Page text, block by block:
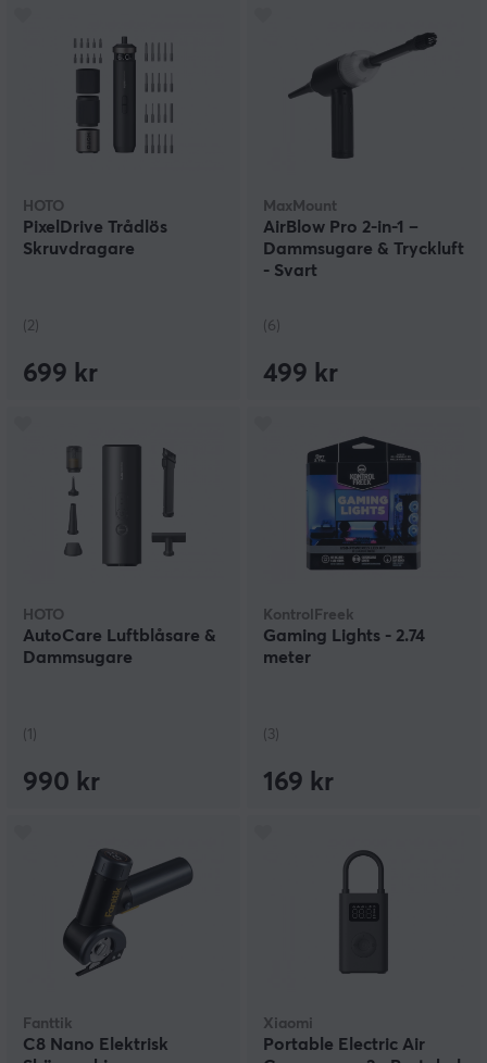
HOTO
PixelDrive Trådlös
Skruvdragare
(2)
699 kr
MaxMount
AirBlow Pro 2-in-1 –
Dammsugare & Tryckluft
- Svart
(6)
499 kr
HOTO
AutoCare Luftblåsare &
Dammsugare
(1)
990 kr
KontrolFreek
Gaming Lights - 2.74
meter
(3)
169 kr
Fanttik
C8 Nano Elektrisk
Xiaomi
Portable Electric Air